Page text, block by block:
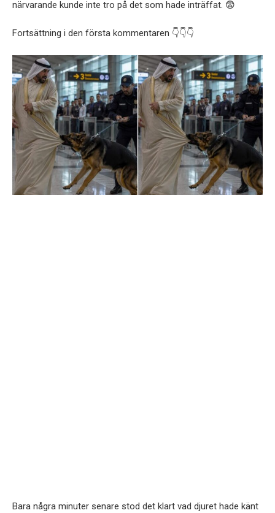
närvarande kunde inte tro på det som hade inträffat. 😨
Fortsättning i den första kommentaren 👇👇👇
Bara några minuter senare stod det klart vad djuret hade känt